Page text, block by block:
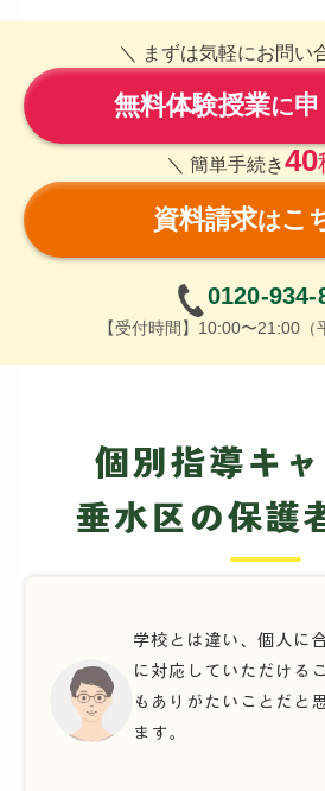
＼ まずは気軽にお問い
無料体験授業に
＼ 簡単手続き40
資料請求はこ
0120-934-
【受付時間】10:00〜21:00（
個別指導キ
垂水区の保護
学校とは違い、個人に
に対応していただける
もありがたいことだと
ます。